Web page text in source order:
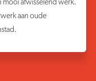
mooi afwisselend werk.
aan oude